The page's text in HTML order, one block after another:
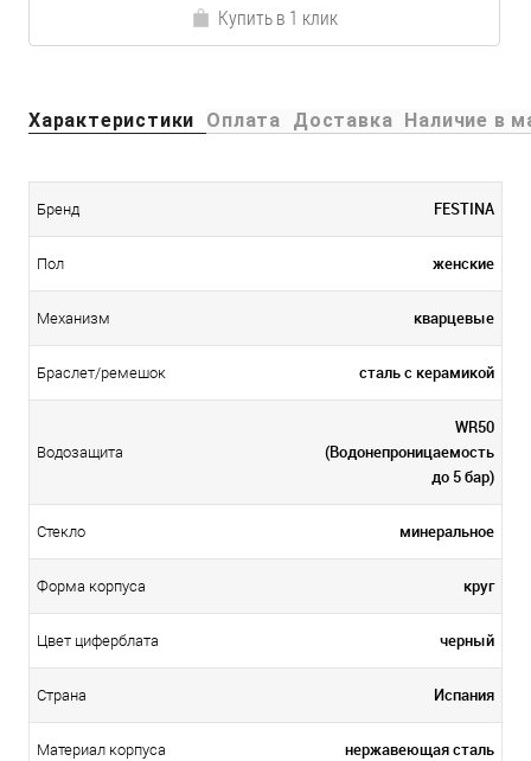
Купить в 1 клик
Характеристики Оплата Доставка Наличие в
Бренд FESTINA
Пол женские
Механизм кварцевые
Браслет/ремешок сталь с керамикой
Водозащита
WR50
(Водонепроницаемость
до 5 бар)
Стекло минеральное
Форма корпуса круг
Цвет циферблата черный
Страна Испания
Материал корпуса нержавеющая сталь